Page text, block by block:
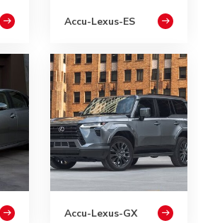
Accu-Lexus-ES
Accu-Lexus-GX